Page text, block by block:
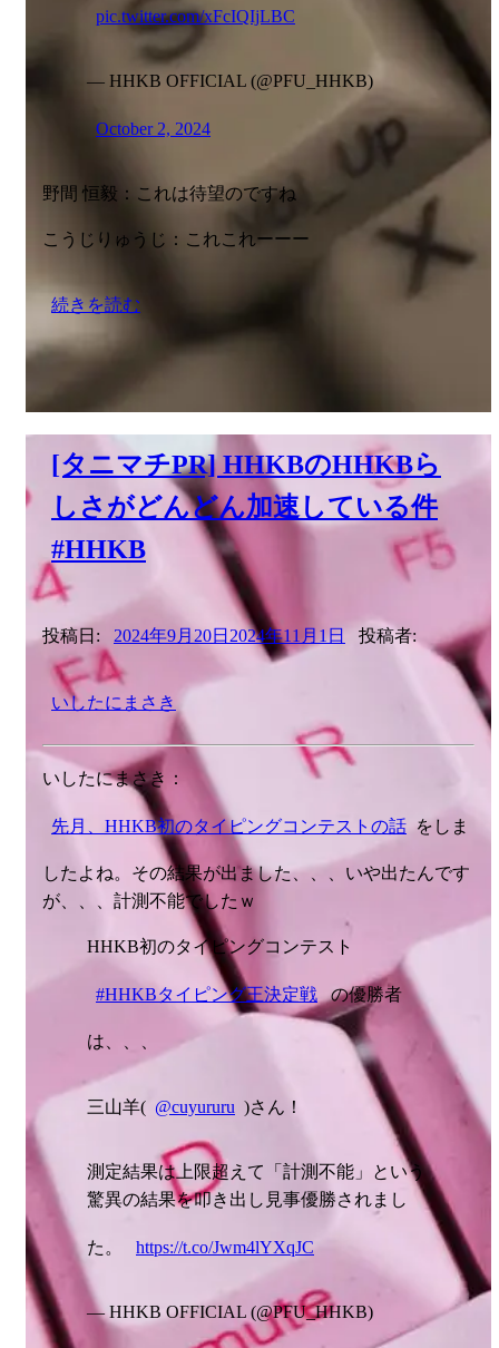
pic.twitter.com/xFcIQIjLBC
— HHKB OFFICIAL (@PFU_HHKB)
October 2, 2024
野間 恒毅：これは待望のですね
こうじりゅうじ：これこれーーー
続きを読む
[タニマチPR] HHKBのHHKBら
しさがどんどん加速している件
#HHKB
投稿日: 2024年9月20日 2024年11月1日 投稿者:
いしたにまさき
いしたにまさき：
先月、HHKB初のタイピングコンテストの話 をしま
したよね。その結果が出ました、、、いや出たんです
が、、、計測不能でしたｗ
HHKB初のタイピングコンテスト
#HHKBタイピング王決定戦 の優勝者
は、、、
三山羊( @cuyururu )さん！
測定結果は上限超えて「計測不能」という
驚異の結果を叩き出し見事優勝されまし
た。 https://t.co/Jwm4lYXqJC
— HHKB OFFICIAL (@PFU_HHKB)